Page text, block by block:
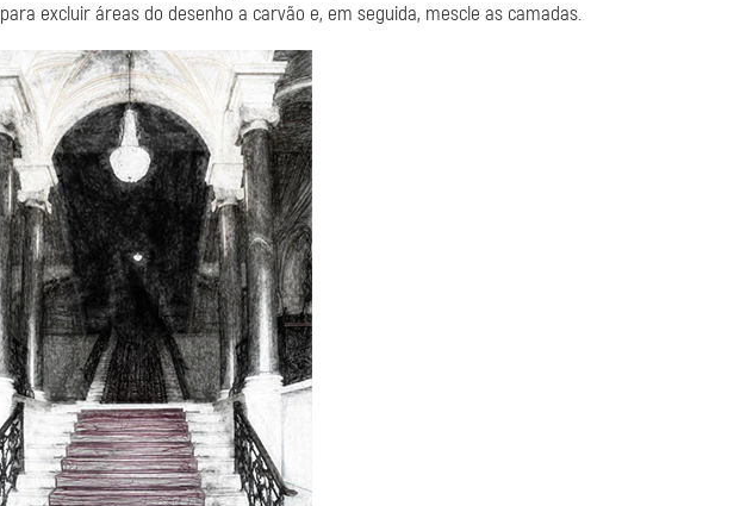
para excluir áreas do desenho a carvão e, em seguida, mescle as camadas.